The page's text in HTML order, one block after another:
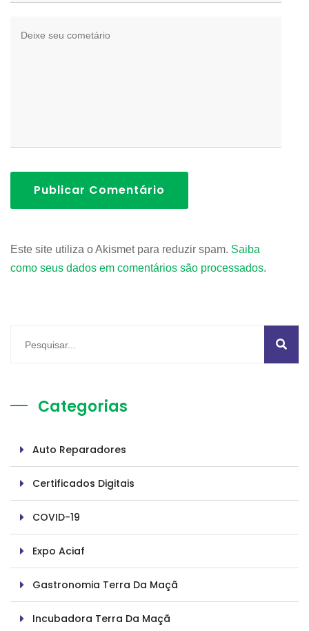
Publicar Comentário
Este site utiliza o Akismet para reduzir spam. Saiba
como seus dados em comentários são processados.
Categorias
Auto Reparadores
Certificados Digitais
COVID-19
Expo Aciaf
Gastronomia Terra Da Maçã
Incubadora Terra Da Maçã